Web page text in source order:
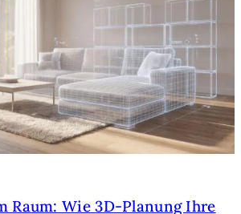
Raum: Wie 3D-Planung Ihre